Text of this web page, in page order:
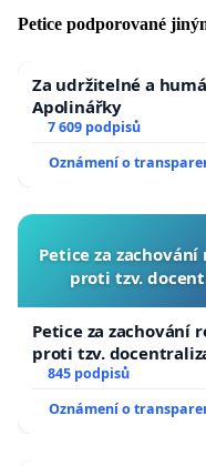
Petice podporované
Za udržitelné a
Apolinářky
7 609 podpisů
Oznámení o
Petice za
proti tzv.
Petice za zachování
proti tzv.
845 podpisů
Oznámení o